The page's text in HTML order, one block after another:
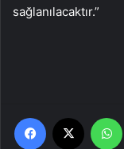
sağlanılacaktır.”
Facebook